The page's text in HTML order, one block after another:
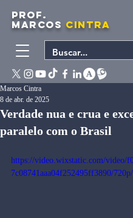
PROF.
MARCOS CINTRA
Verdade nua e crua e
paralelo com o Brasil
Marcos Cintra
8 de abr. de 2025
https://video.wixstatic.com/video/
7c08741aaa04f252495ff3890/